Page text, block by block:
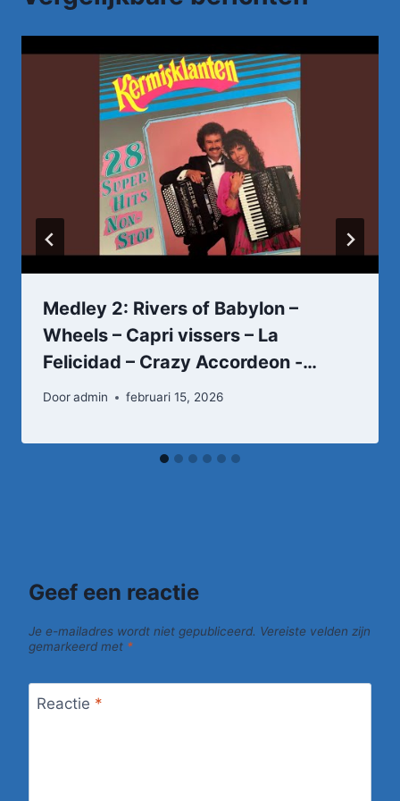
Medley 2: Rivers of Babylon –
Wheels – Capri vissers – La
Felicidad – Crazy Accordeon -…
Dooradmin februari 15, 2026
Geef een reactie
Je e-mailadres wordt niet gepubliceerd. Vereiste velden zijn
gemarkeerd met *
Reactie *